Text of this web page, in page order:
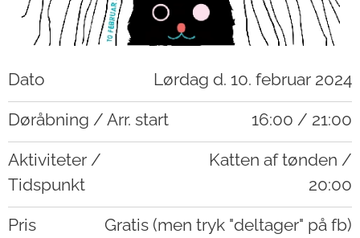
Dato
Lørdag d. 10. februar 2024
Døråbning / Arr. start
16:00 / 21:00
Aktiviteter /
Tidspunkt
Katten af tønden /
20:00
Pris
Gratis (men tryk "deltager" på fb)